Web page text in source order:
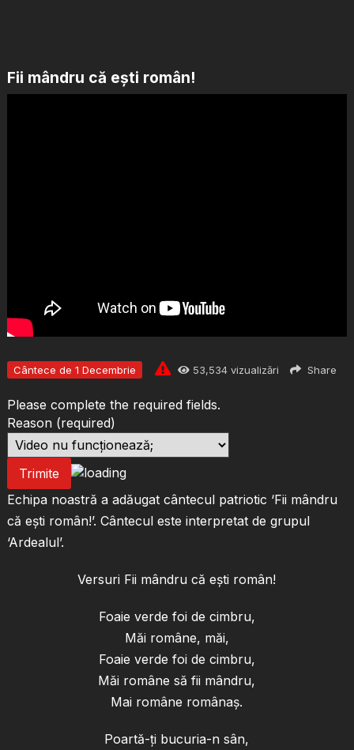
Fii mândru că ești român!
Cântece de 1 Decembrie 53,534vizualizări Share
Please complete the required fields.
Reason (required)
Trimite
Echipa noastră a adăugat cântecul patriotic ‘Fii mândru
că ești român!’. Cântecul este interpretat de grupul
‘Ardealul’.
Versuri Fii mândru că ești român!
Foaie verde foi de cimbru,
Măi române, măi,
Foaie verde foi de cimbru,
Măi române să fii mândru,
Mai române românaș.
Poartă-ți bucuria-n sân,